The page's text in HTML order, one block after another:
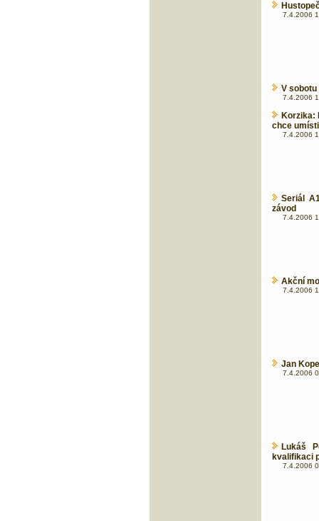
7.4.2006
V sobotu
7.4.2006
Korzika:
chce
7.4.2006
Seriál
závod
7.4.2006
Akční
7.4.2006
Jan
7.4.2006
Lukáš
kvalifikaci
7.4.2006